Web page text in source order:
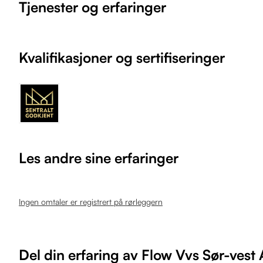
Tjenester og erfaringer
Kvalifikasjoner og sertifiseringer
Les andre sine erfaringer
Ingen omtaler er registrert på rørleggern
Del din erfaring av Flow Vvs Sør-vest